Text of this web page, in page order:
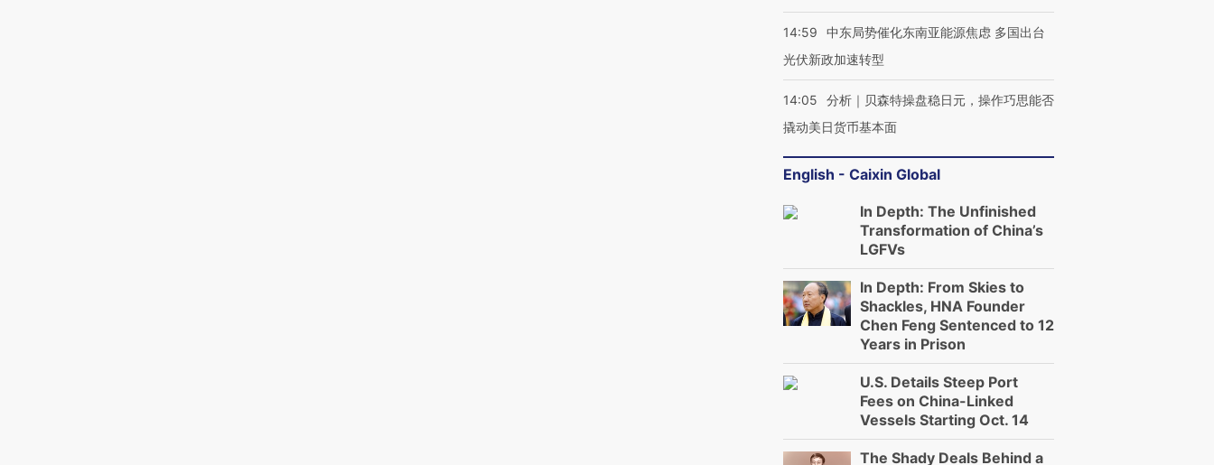
14:59
中东局势催化东南亚能源焦虑 多国出台
光伏新政加速转型
14:05
分析｜贝森特操盘稳日元，操作巧思能否
撬动美日货币基本面
English - Caixin Global
In Depth: The Unfinished
Transformation of China’s
LGFVs
In Depth: From Skies to
Shackles, HNA Founder
Chen Feng Sentenced to 12
Years in Prison
U.S. Details Steep Port
Fees on China-Linked
Vessels Starting Oct. 14
The Shady Deals Behind a